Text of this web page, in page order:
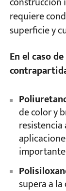
requiere
superficie y
En el caso
de color y
resistencia
supera a